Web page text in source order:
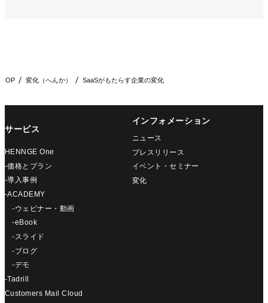
TOP 変化（へんか） SaaSがもたらす企業の変化
サービス
HENNGE One
-価格とプラン
-導入事例
-ACADEMY
-ウェビナー・動画
-eBook
-スライド
-ブログ
-デモ
-Tadrill
Customers Mail Cloud
インフォメーション
ニュース
プレスリリース
イベント・セミナー
変化